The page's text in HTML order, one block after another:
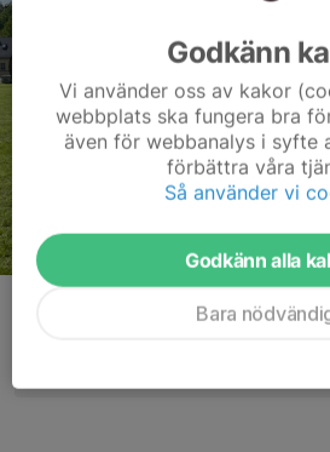
Godkänn
Vi använder oss av kakor
webbplats ska fungera bra
även för webbanalys i syfte
förbättra våra
Så använder vi
Godkänn alla
Bara